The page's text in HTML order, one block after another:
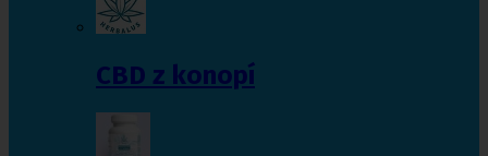
CBD z konopí